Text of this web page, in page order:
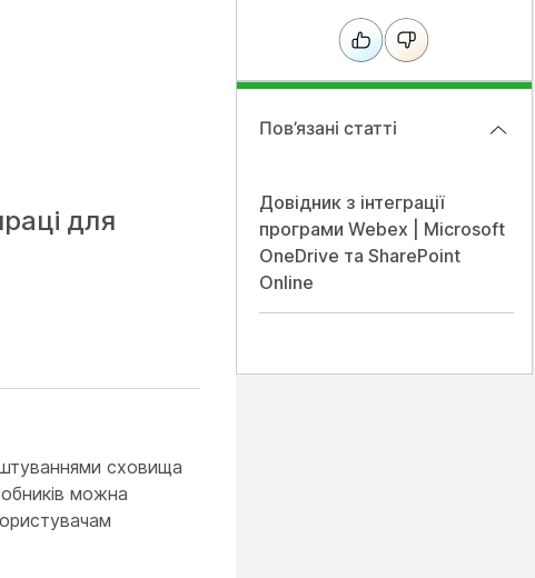
для
сховища
можна
Пов’язані статті
Довідник з інтеграції
програми Webex | Microsoft
OneDrive та SharePoint
Online